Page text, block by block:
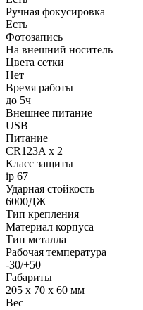
Ручная фокусировка
Есть
Фотозапись
На внешний носитель
Цвета сетки
Нет
Время работы
до 5ч
Внешнее питание
USB
Питание
CR123A х 2
Класс защиты
ip 67
Ударная стойкость
6000ДЖ
Тип крепления
Материал корпуса
Тип металла
Рабочая температура
-30/+50
Габариты
205 х 70 х 60 мм
Вес